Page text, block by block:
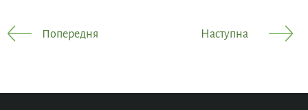
Попередня Наступна